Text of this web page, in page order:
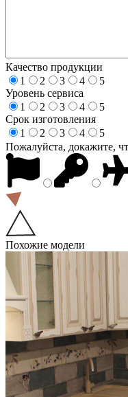
Качество продукции
1
2 3 4
5
Уровень сервиса
1
2 3 4
5
Срок изготовления
1
2 3 4
5
Пожалуйста, докажите,
Похожие модели